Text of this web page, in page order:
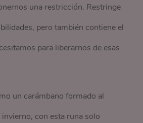
una restricción. Restringe
pero también contiene el
para liberarnos de esas
un carámbano formado al
con esta runa solo